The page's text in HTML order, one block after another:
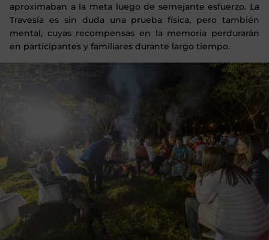
aproximaban a la meta luego de semejante esfuerzo. La
Travesía es sin duda una prueba física, pero también
mental, cuyas recompensas en la memoria perdurarán
en participantes y familiares durante largo tiempo.